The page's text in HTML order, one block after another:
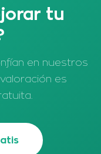
tu
en nuestros
es